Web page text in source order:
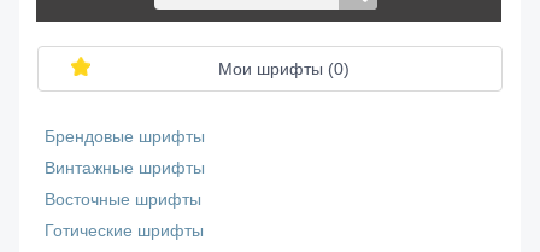
Мои шрифты (0)
Брендовые шрифты
Винтажные шрифты
Восточные шрифты
Готические шрифты